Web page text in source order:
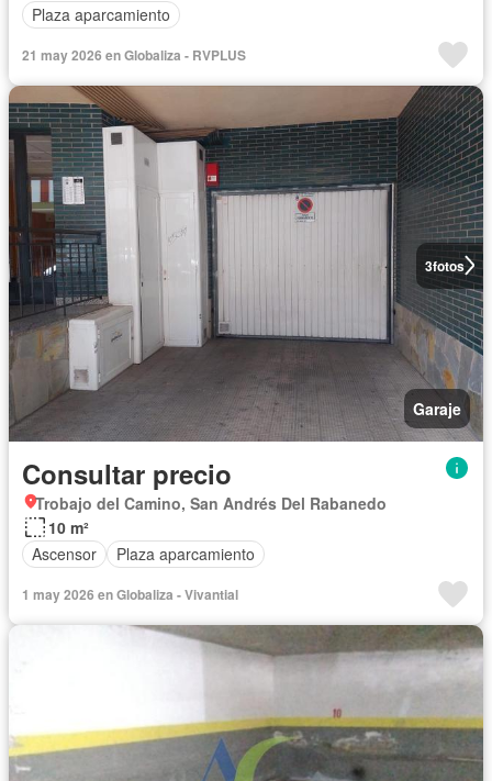
Plaza aparcamiento
21 may 2026 en Globaliza - RVPLUS
3fotos
Garaje
Consultar precio
Trobajo del Camino, San Andrés Del Rabanedo
10 m²
Ascensor
Plaza aparcamiento
1 may 2026 en Globaliza - Vivantial